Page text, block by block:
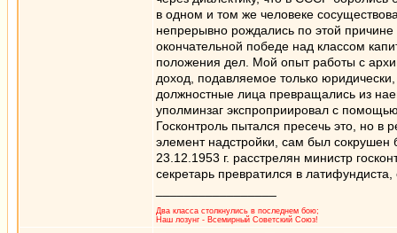
в одном и том же человеке
непрерывно рождались по этой
окончательной победе над классом
положения дел. Мой опыт работы с
доход, подавляемое только
должностные лица превращались из
уполминзаг экспроприировал с
Госконтроль пытался пресечь это, но в
элемент надстройки, сам был сокрушен
23.12.1953 г. расстрелян министр
секретарь превратился в
Два класса столкнулись в последнем бою;
Наш лозунг - Всемирный Советский Союз!